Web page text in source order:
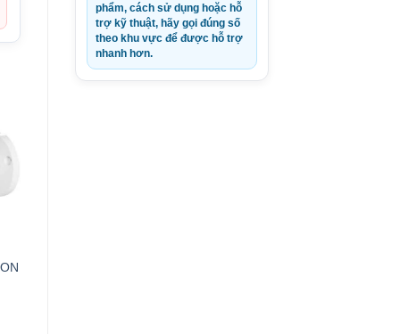
phẩm, cách sử dụng hoặc hỗ
trợ kỹ thuật, hãy gọi đúng số
theo khu vực để được hỗ trợ
nhanh hơn.